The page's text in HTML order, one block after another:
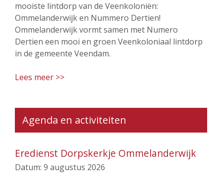
mooiste lintdorp van de Veenkoloniën:
Ommelanderwijk en Nummero Dertien!
Ommelanderwijk vormt samen met Numero
Dertien een mooi en groen Veenkoloniaal lintdorp
in de gemeente Veendam.
Lees meer >>
Agenda en activiteiten
Eredienst Dorpskerkje Ommelanderwijk
Datum: 9 augustus 2026